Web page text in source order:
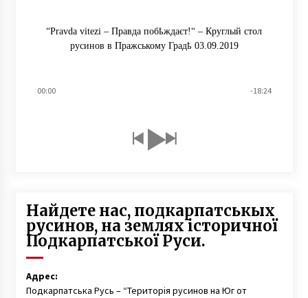
“Pravda vitezі – Правда побҍждаєт!“ – Круглый стол
русинов в Пражському Градҍ 03.09.2019
00:00 -18:24
Найдете нас, подкарпатськых
русинов, на землях історичної
Подкарпатської Руси.
Адрес:
Подкарпатська Русь – “Територія русинов на Юг от